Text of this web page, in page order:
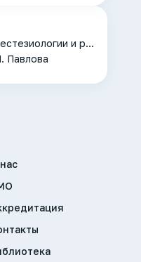
Ассистент кафедры анестезиологии и реаниматологии
Павлова